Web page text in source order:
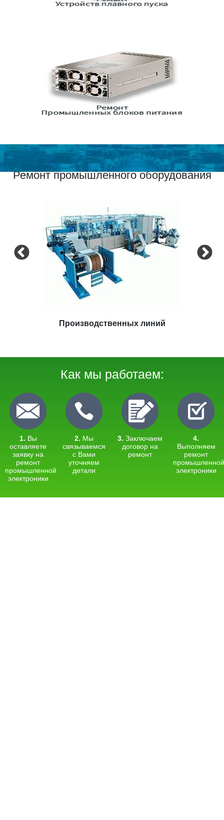
Ремонт промышленного оборудования
Производственных линий
Как мы работаем:
1. Вы
оставляете
заявку на
ремонт
промышленной
электроники
2. Мы
связываемся
с Вами
уточняем
детали
3. Заключаем
договор на
ремонт
4.
Выполняем
ремонт
промышленной
электроники